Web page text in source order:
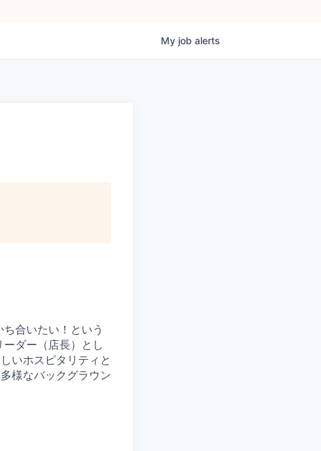
Criteria
My job alerts
合いたい！という
ダー（店長）とし
いホスピタリティと
様なバックグラウン